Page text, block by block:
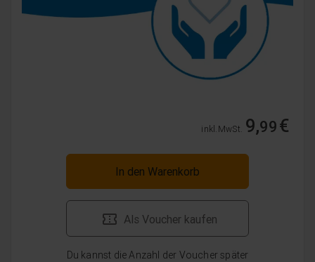
inkl. MwSt. 9,99€
In den Warenkorb
Als Voucher kaufen
Du kannst die Anzahl der Voucher später